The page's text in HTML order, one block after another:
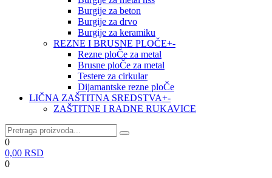
Burgije za beton
Burgije za drvo
Burgije za keramiku
REZNE I BRUSNE PLOČE+-
Rezne ploČe za metal
Brusne ploČe za metal
Testere za cirkular
Dijamantske rezne ploČe
LIČNA ZAŠTITNA SREDSTVA+-
ZAŠTITNE I RADNE RUKAVICE
0
0,00 RSD
0